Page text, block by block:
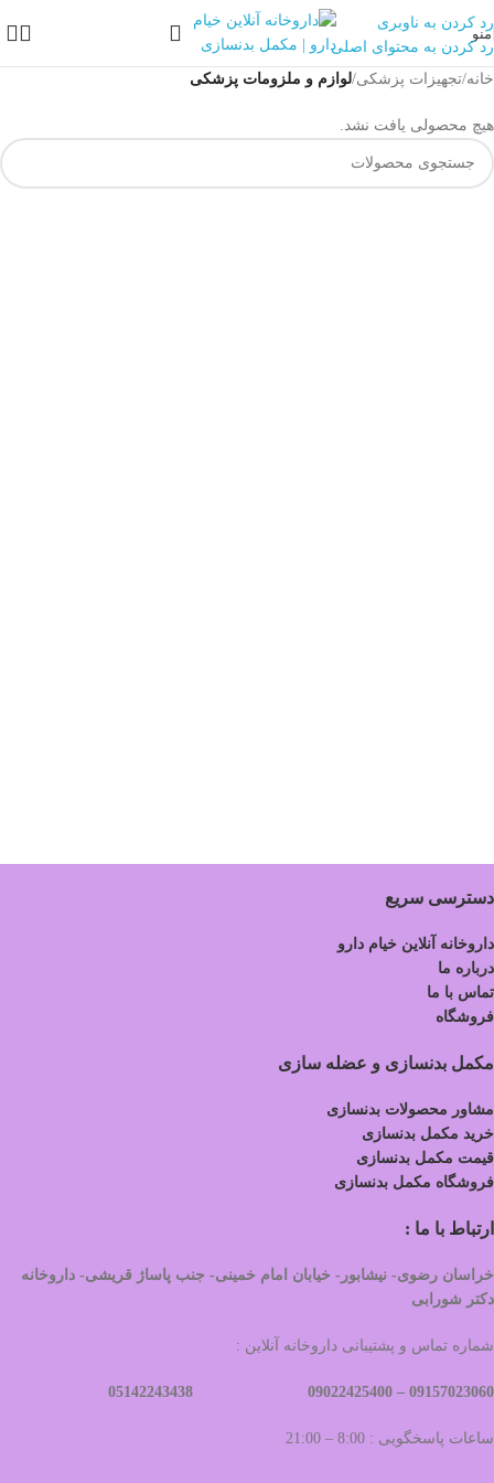
رد کردن به ناوبری
رد کردن به محتوای اصلی
منو
خانه/تجهیزات پزشکی/لوازم و ملزومات پزشکی
هیچ محصولی یافت نشد.
دسترسی سریع
داروخانه آنلاین خیام دارو
درباره ما
تماس با ما
فروشگاه
مکمل بدنسازی و عضله سازی
مشاور محصولات بدنسازی
خرید مکمل بدنسازی
قیمت مکمل بدنسازی
فروشگاه مکمل بدنسازی
ارتباط با ما :
خراسان رضوی- نیشابور- خیابان امام خمینی- جنب پاساژ قریشی- داروخانه
دکتر شورابی
شماره تماس و پشتیبانی داروخانه آنلاین :
09157023060 –
ساعات پاسخگویی : 8:00 – 21:00